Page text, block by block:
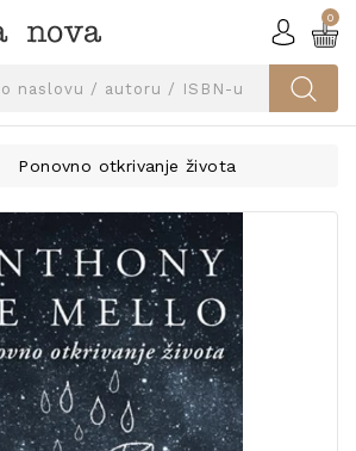
0
Ponovno otkrivanje života